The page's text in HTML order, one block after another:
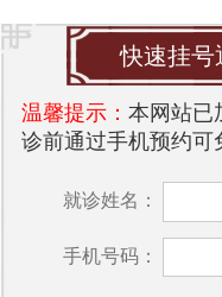
快速挂号
温馨提示： 本网站已
诊前通过手机预约可
就诊姓名：
手机号码：